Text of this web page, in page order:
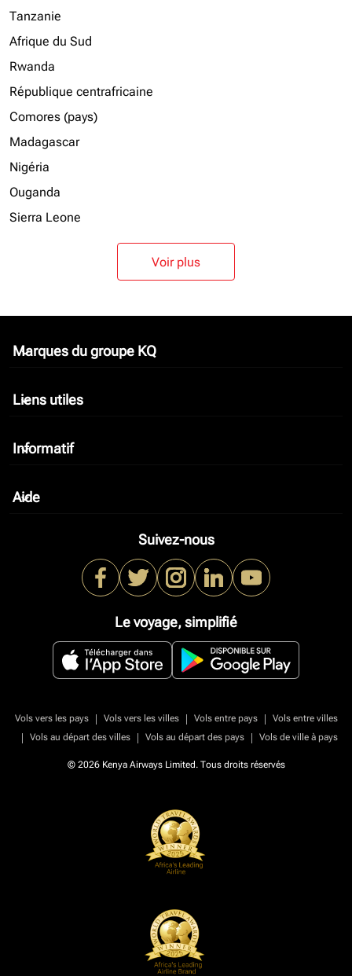
Tanzanie
Afrique du Sud
Rwanda
République centrafricaine
Comores (pays)
Madagascar
Nigéria
Ouganda
Sierra Leone
Voir plus
Marques du groupe KQ
keyboard_arrow_down
Liens utiles
keyboard_arrow_down
Informatif
keyboard_arrow_down
Aide
keyboard_arrow_down
Suivez-nous
Le voyage, simplifié
Vols vers les pays | Vols vers les villes | Vols entre pays |
Vols entre villes
|
Vols au départ des villes | Vols au départ des pays | Vols de ville à pays
© 2026 Kenya Airways Limited. Tous droits réservés